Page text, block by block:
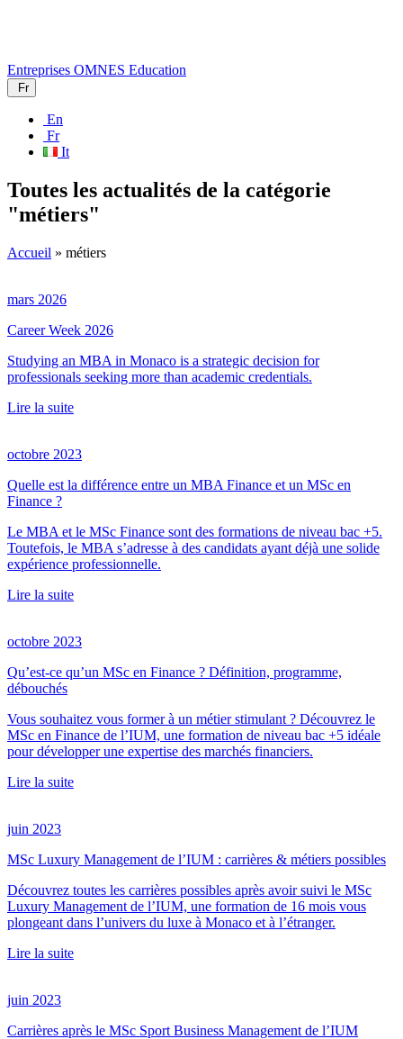
Entreprises OMNES Education
Fr
En
Fr
It
Toutes les actualités de la catégorie
"métiers"
Accueil » métiers
mars 2026
Career Week 2026
Studying an MBA in Monaco is a strategic decision for
professionals seeking more than academic credentials.
Lire la suite
octobre 2023
Quelle est la différence entre un MBA Finance et un MSc en
Finance ?
Le MBA et le MSc Finance sont des formations de niveau bac +5.
Toutefois, le MBA s’adresse à des candidats ayant déjà une solide
expérience professionnelle.
Lire la suite
octobre 2023
Qu’est-ce qu’un MSc en Finance ? Définition, programme,
débouchés
Vous souhaitez vous former à un métier stimulant ? Découvrez le
MSc en Finance de l’IUM, une formation de niveau bac +5 idéale
pour développer une expertise des marchés financiers.
Lire la suite
juin 2023
MSc Luxury Management de l’IUM : carrières & métiers possibles
Découvrez toutes les carrières possibles après avoir suivi le MSc
Luxury Management de l’IUM, une formation de 16 mois vous
plongeant dans l’univers du luxe à Monaco et à l’étranger.
Lire la suite
juin 2023
Carrières après le MSc Sport Business Management de l’IUM